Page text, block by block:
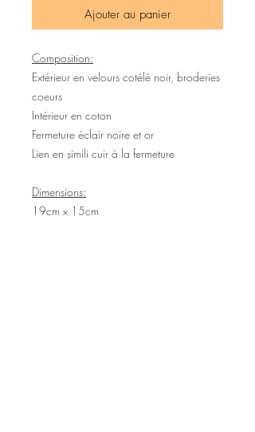
Ajouter au panier
Composition:
Extérieur en velours cotélé noir, broderies
coeurs
Intérieur en coton
Fermeture éclair noire et or
Lien en simili cuir à la fermeture
Dimensions:
19cm x 15cm